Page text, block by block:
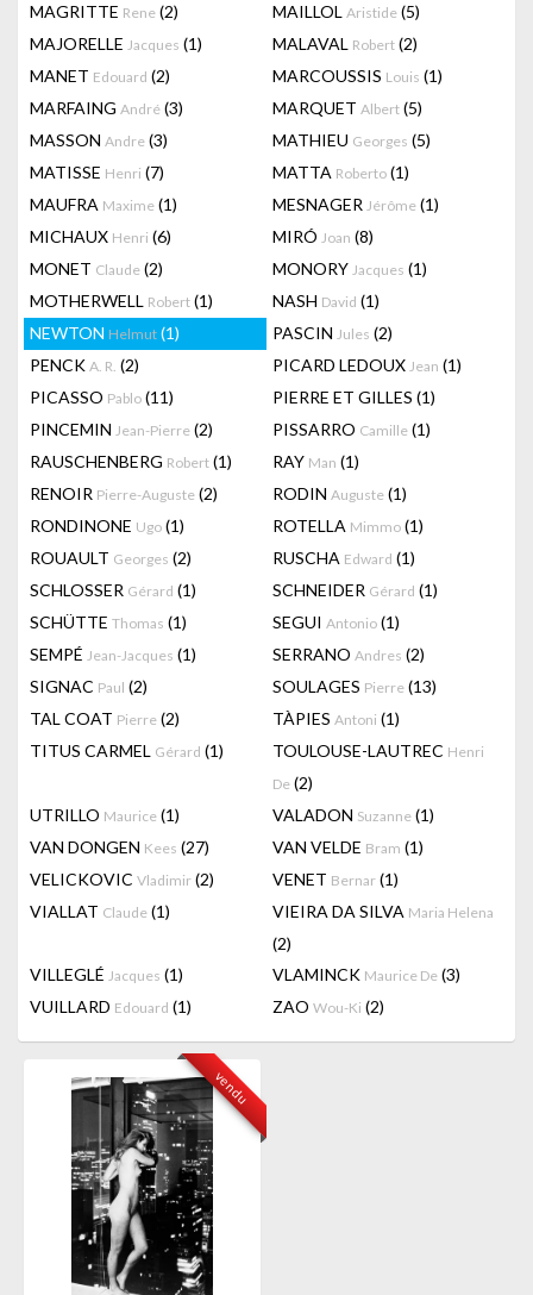
MAGRITTE Rene (2) MAILLOL Aristide (5)
MAJORELLE Jacques (1) MALAVAL Robert (2)
MANET Edouard (2) MARCOUSSIS Louis (1)
MARFAING André (3) MARQUET Albert (5)
MASSON Andre (3) MATHIEU Georges (5)
MATISSE Henri (7) MATTA Roberto (1)
MAUFRA Maxime (1) MESNAGER Jérôme (1)
MICHAUX Henri (6) MIRÓ Joan (8)
MONET Claude (2) MONORY Jacques (1)
MOTHERWELL Robert (1) NASH David (1)
NEWTON Helmut (1) PASCIN Jules (2)
PENCK A. R. (2) PICARD LEDOUX Jean (1)
PICASSO Pablo (11) PIERRE ET GILLES (1)
PINCEMIN Jean-Pierre (2) PISSARRO Camille (1)
RAUSCHENBERG Robert (1) RAY Man (1)
RENOIR Pierre-Auguste (2) RODIN Auguste (1)
RONDINONE Ugo (1) ROTELLA Mimmo (1)
ROUAULT Georges (2) RUSCHA Edward (1)
SCHLOSSER Gérard (1) SCHNEIDER Gérard (1)
SCHÜTTE Thomas (1) SEGUI Antonio (1)
SEMPÉ Jean-Jacques (1) SERRANO Andres (2)
SIGNAC Paul (2) SOULAGES Pierre (13)
TAL COAT Pierre (2) TÀPIES Antoni (1)
TITUS CARMEL Gérard (1) TOULOUSE-LAUTREC Henri
De (2)
UTRILLO Maurice (1) VALADON Suzanne (1)
VAN DONGEN Kees (27) VAN VELDE Bram (1)
VELICKOVIC Vladimir (2) VENET Bernar (1)
VIALLAT Claude (1) VIEIRA DA SILVA Maria Helena
(2)
VILLEGLÉ Jacques (1) VLAMINCK Maurice De (3)
VUILLARD Edouard (1) ZAO Wou-Ki (2)
vendu